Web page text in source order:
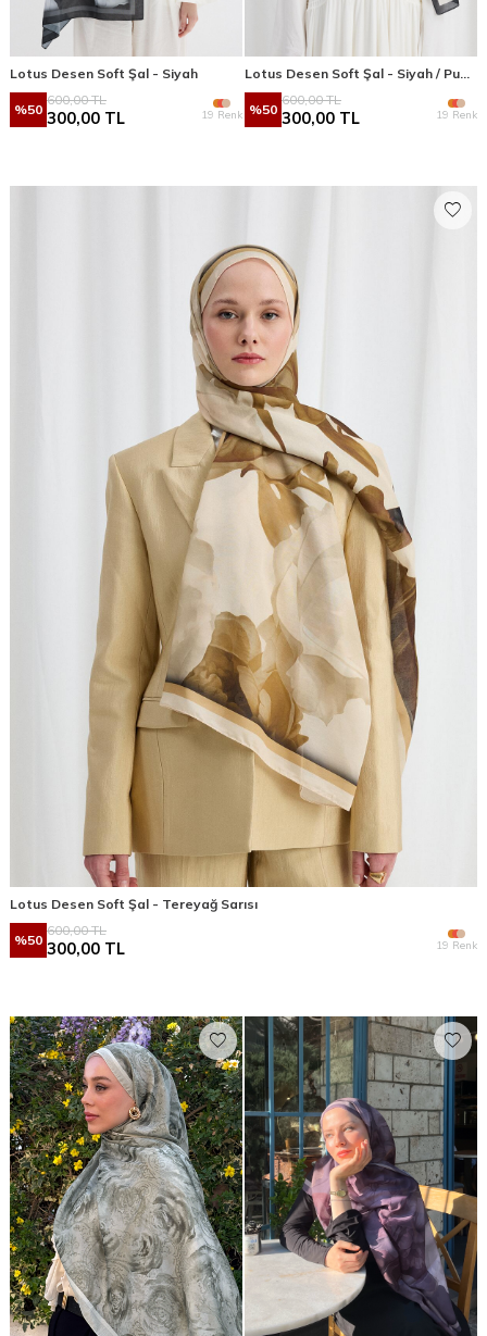
Lotus Desen Soft Şal - Siyah
%50
600,00TL
300,00 TL 19 Renk %50
600,00TL
300,00 TL 19 Renk
Lotus Desen Soft Şal - Tereyağ Sarısı
%50
600,00TL
300,00 TL 19 Renk